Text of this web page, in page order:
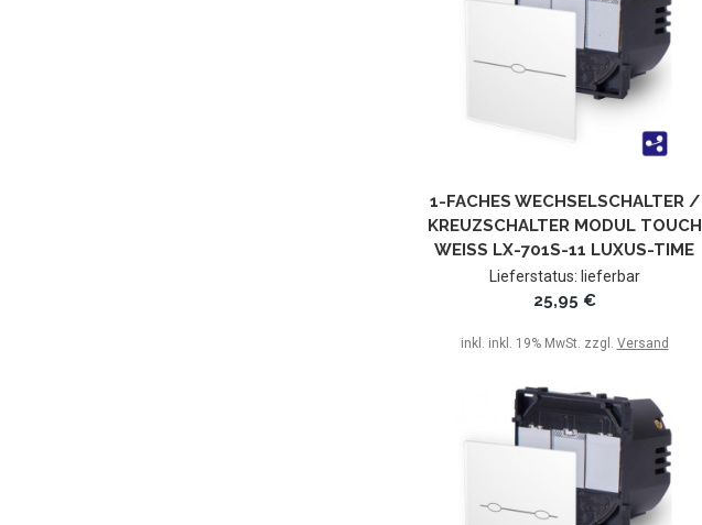
1-FACHES WECHSELSCHALTER /
KREUZSCHALTER MODUL TOUCH
WEISS LX-701S-11 LUXUS-TIME
Lieferstatus: lieferbar
25,95 €
inkl. inkl. 19% MwSt. zzgl. Versand